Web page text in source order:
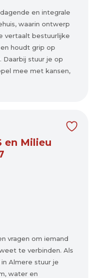
en integrale
waarin ontwerp
vertaalt bestuurlijke
houdt grip op
Daarbij stuur je op
mee met kansen,
en Milieu
vragen om iemand
te verbinden. Als
Almere stuur je
water en